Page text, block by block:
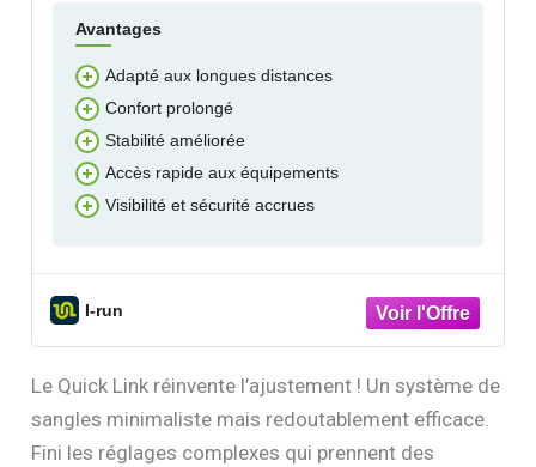
Avantages
Adapté aux longues distances
Confort prolongé
Stabilité améliorée
Accès rapide aux équipements
Visibilité et sécurité accrues
I-run
Le Quick Link réinvente l’ajustement ! Un système de
sangles minimaliste mais redoutablement efficace.
Fini les réglages complexes qui prennent des